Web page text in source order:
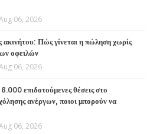
06, 2026
Πώς γίνεται η πώληση χωρίς
οφειλών
06, 2026
επιδοτούμενες θέσεις στο
ανέργων, ποιοι μπορούν να
06, 2026